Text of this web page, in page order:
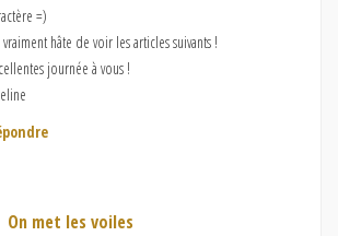
=)
vraiment hâte de voir les articles suivants !
journée à vous !
On met les voiles